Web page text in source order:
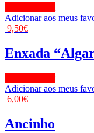
Adicionar aos meus
9,50€
Enxada
Adicionar aos meus
6,00€
Ancinho